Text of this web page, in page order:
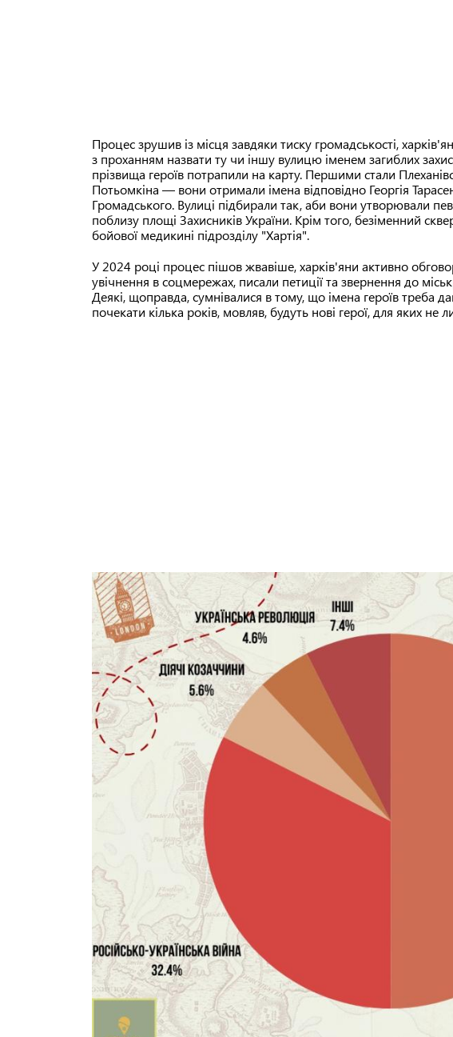
Процес зрушив із місця завдяки тиску громадськості,
з проханням назвати ту чи іншу вулицю іменем загиблих
прізвища героїв потрапили на карту. Першими стали
Потьомкіна — вони отримали імена відповідно Георгія
Громадського. Вулиці підбирали так, аби вони утворювали
поблизу площі Захисників України. Крім того, безіменний
бойової медикині підрозділу "Хартія".
У 2024 році процес пішов жвавіше, харків'яни активно
увічнення в соцмережах, писали петиції та звернення до
Деякі, щоправда, сумнівалися в тому, що імена героїв треба
почекати кілька років, мовляв, будуть нові герої, для яких не